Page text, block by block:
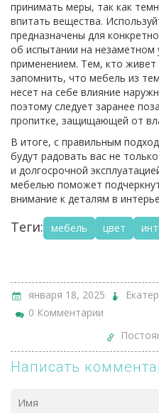
принимать меры, так как
впитать вещества.
предназначены для
об испытании на незаметном
применением. Тем, кто живет
запомнить, что мебель из
несет на себе влияние
поэтому следует заранее
пропитке, защищающей от
В итоге, с правильным
будут радовать вас не
и долгосрочной
мебелью поможет
внимание к деталям в
Теги: мебель цвет
января 18, 2025
0 Комментарии
Написать